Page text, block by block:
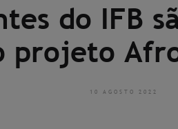
do IFB
projeto
10 AGOSTO 2022